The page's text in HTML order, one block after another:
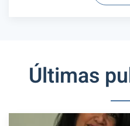
Últimas